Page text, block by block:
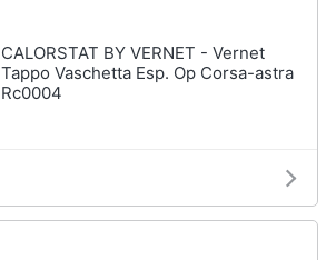
CALORSTAT BY VERNET - Vernet
Tappo Vaschetta Esp. Op Corsa-astra
Rc0004